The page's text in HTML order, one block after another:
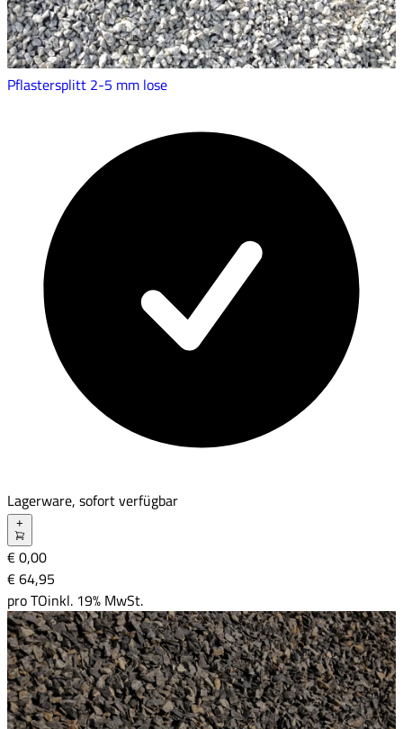
Pflastersplitt 2-5 mm lose
Lagerware, sofort verfügbar
€ 0,00
€ 64,95
proTOinkl. 19% MwSt.